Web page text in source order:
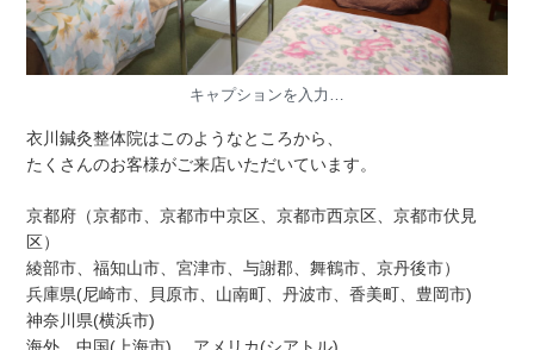
キャプションを入力…
衣川鍼灸整体院はこのようなところから、
たくさんのお客様がご来店いただいています。
京都府（京都市、京都市中京区、京都市西京区、京都市伏見
区）
綾部市、福知山市、宮津市、与謝郡、舞鶴市、京丹後市）
兵庫県(尼崎市、貝原市、山南町、丹波市、香美町、豊岡市)
神奈川県(横浜市)